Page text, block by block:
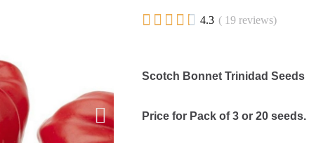
     4.3 ( 19 reviews)
Scotch Bonnet Trinidad Seeds
Price for Pack of 3 or 20 seeds.